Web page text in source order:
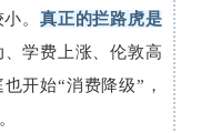
小。真正的拦路虎是
学费上涨、伦敦高
开始“消费降级”，